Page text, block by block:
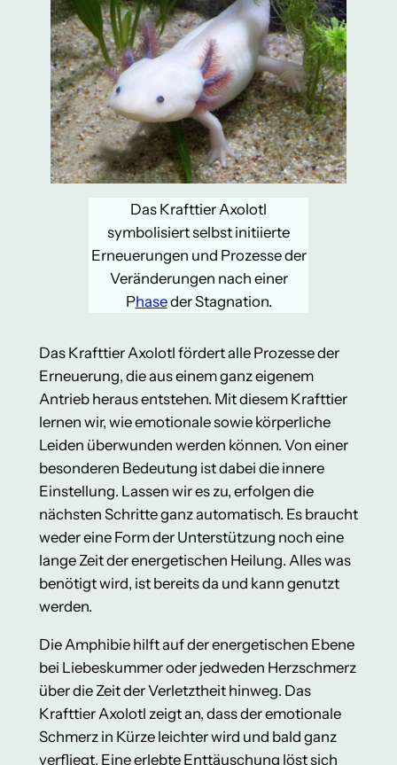
Das Krafttier Axolotl
symbolisiert selbst initiierte
Erneuerungen und Prozesse der
Veränderungen nach einer
Phaseder Stagnation.
Das Krafttier Axolotl fördert alle Prozesse der
Erneuerung, die aus einem ganz eigenem
Antrieb heraus entstehen. Mit diesem Krafttier
lernen wir, wie emotionale sowie körperliche
Leiden überwunden werden können. Von einer
besonderen Bedeutung ist dabei die innere
Einstellung. Lassen wir es zu, erfolgen die
nächsten Schritte ganz automatisch. Es braucht
weder eine Form der Unterstützung noch eine
lange Zeit der energetischen Heilung. Alles was
benötigt wird, ist bereits da und kann genutzt
werden.
Die Amphibie hilft auf der energetischen Ebene
bei Liebeskummer oder jedweden Herzschmerz
über die Zeit der Verletztheit hinweg. Das
Krafttier Axolotl zeigt an, dass der emotionale
Schmerz in Kürze leichter wird und bald ganz
verfliegt. Eine erlebte Enttäuschung löst sich